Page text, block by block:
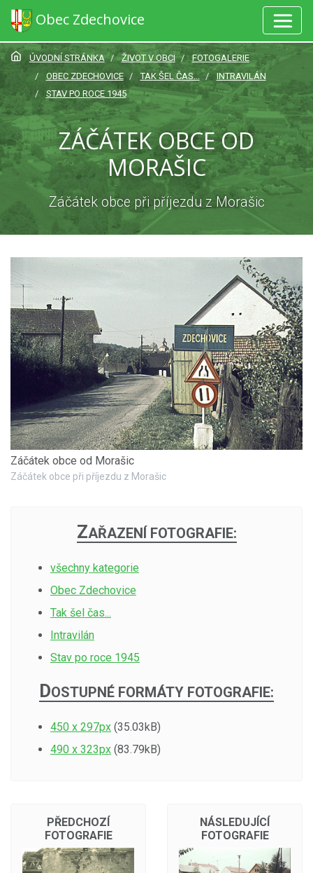
Obec Zdechovice
ÚVODNÍ STRÁNKA ŽIVOT V OBCI
FOTOGALERIE
OBEC ZDECHOVICE
TAK ŠEL ČAS...
INTRAVILÁN
STAV PO ROCE 1945
ZÁČÁTEK OBCE OD
MORAŠIC
Záčátek obce při příjezdu z Morašic
Záčátek obce od Morašic
Záčátek obce při příjezdu z Morašic
ZAŘAZENÍ FOTOGRAFIE:
všechny kategorie
Obec Zdechovice
Tak šel čas...
Intravilán
Stav po roce 1945
DOSTUPNÉ FORMÁTY FOTOGRAFIE:
450 x 297px (35.03kB)
490 x 323px (83.79kB)
PŘEDCHOZÍ
FOTOGRAFIE
NÁSLEDUJÍCÍ
FOTOGRAFIE